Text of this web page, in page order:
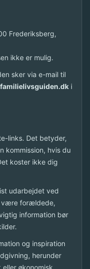
Frederiksberg,
ikke er mulig.
sker via e-mail til
i
links. Det betyder,
kommission, hvis du
koster ikke dig
udarbejdet ved
være forældede,
information bør
og inspiration
herunder